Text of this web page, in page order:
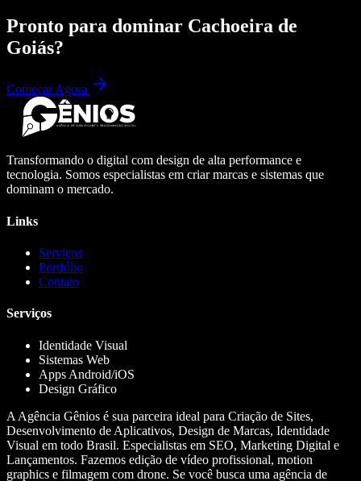
Pronto para dominar Cachoeira de
Goiás?
Começar Agora
Transformando o digital com design de alta performance e
tecnologia. Somos especialistas em criar marcas e sistemas que
dominam o mercado.
Links
Serviços
Portfólio
Contato
Serviços
Identidade Visual
Sistemas Web
Apps Android/iOS
Design Gráfico
A Agência Gênios é sua parceira ideal para Criação de Sites,
Desenvolvimento de Aplicativos, Design de Marcas, Identidade
Visual em todo Brasil. Especialistas em SEO, Marketing Digital e
Lançamentos. Fazemos edição de vídeo profissional, motion
graphics e filmagem com drone. Se você busca uma agência de